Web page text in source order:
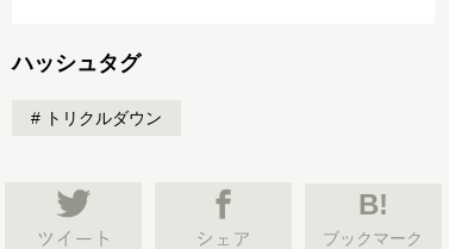
ハッシュタグ
トリクルダウン
B!
ブックマーク